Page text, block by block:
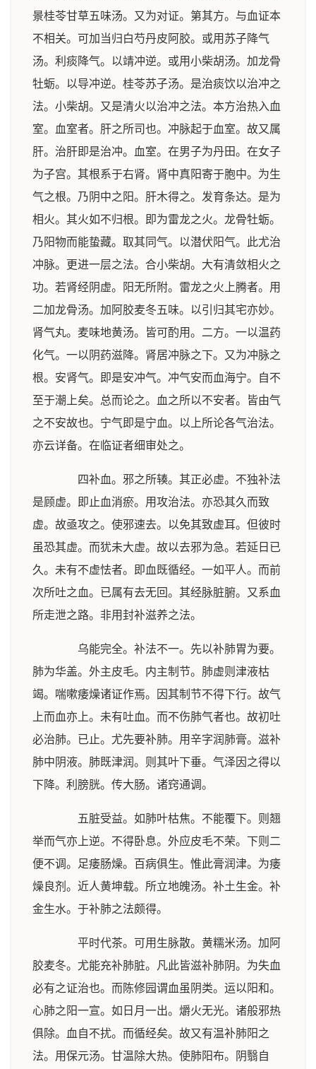
景桂苓甘草五味汤。又为对证。第其方。与血证本
不相关。可加当归白芍丹皮阿胶。或用苏子降气
汤。利痰降气。以靖冲逆。或用小柴胡汤。加龙骨
牡蛎。以导冲逆。桂苓苏子汤。是治痰饮以治冲之
法。小柴胡。又是清火以治冲之法。本方治热入血
室。血室者。肝之所司也。冲脉起于血室。故又属
肝。治肝即是治冲。血室。在男子为丹田。在女子
为子宫。其根系于右肾。肾中真阳寄于胞中。为生
气之根。乃阴中之阳。肝木得之。发育条达。是为
相火。其火如不归根。即为雷龙之火。龙骨牡蛎。
乃阳物而能蛰藏。取其同气。以潜伏阳气。此尤治
冲脉。更进一层之法。合小柴胡。大有清敛相火之
功。若肾经阴虚。阳无所附。雷龙之火上腾者。用
二加龙骨汤。加阿胶麦冬五味。以引归其宅亦妙。
肾气丸。麦味地黄汤。皆可酌用。二方。一以温药
化气。一以阴药滋降。肾居冲脉之下。又为冲脉之
根。安肾气。即是安冲气。冲气安而血海宁。自不
至于潮上矣。总而论之。血之所以不安者。皆由气
之不安故也。宁气即是宁血。以上所论各气治法。
亦云详备。在临证者细审处之。
四补血。邪之所辏。其正必虚。不独补法
是顾虚。即止血消瘀。用攻治法。亦恐其久而致
虚。故亟攻之。使邪速去。以免其致虚耳。但彼时
虽恐其虚。而犹未大虚。故以去邪为急。若延日已
久。未有不虚怯者。即血既循经。一如平人。而前
次所吐之血。已属有去无回。其经脉脏腑。又系血
所走泄之路。非用封补滋养之法。
乌能完全。补法不一。先以补肺胃为要。
肺为华盖。外主皮毛。内主制节。肺虚则津液枯
竭。喘嗽痿燥诸证作焉。因其制节不得下行。故气
上而血亦上。未有吐血。而不伤肺气者也。故初吐
必治肺。已止。尤先要补肺。用辛字润肺膏。滋补
肺中阴液。肺既津润。则其叶下垂。气泽因之得以
下降。利膀胱。传大肠。诸窍通调。
五脏受益。如肺叶枯焦。不能覆下。则翘
举而气亦上逆。不得卧息。外应皮毛不荣。下则二
便不调。足痿肠燥。百病俱生。惟此膏润津。为痿
燥良剂。近人黄坤载。所立地魄汤。补土生金。补
金生水。于补肺之法颇得。
平时代茶。可用生脉散。黄糯米汤。加阿
胶麦冬。尤能充补肺脏。凡此皆滋补肺阴。为失血
必有之证治也。而陈修园谓血虽阴类。运以阳和。
心肺之阳一宣。如日月一出。爝火无光。诸般邪热
俱除。血自不扰。而循经矣。故又有温补肺阳之
法。用保元汤。甘温除大热。使肺阳布。阴翳自